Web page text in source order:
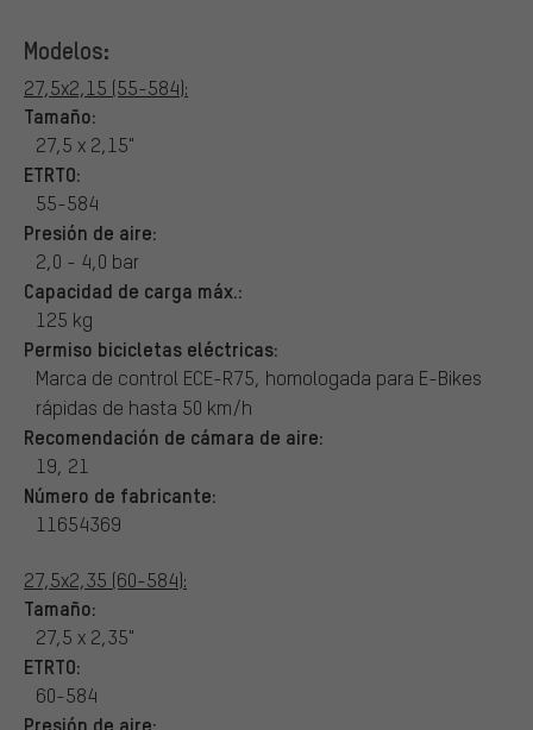
Modelos:
27,5x2,15 (55-584):
Tamaño:
27,5 x 2,15"
ETRTO:
55-584
Presión de aire:
2,0 - 4,0 bar
Capacidad de carga máx.:
125 kg
Permiso bicicletas eléctricas:
Marca de control ECE-R75, homologada para E-Bikes
rápidas de hasta 50 km/h
Recomendación de cámara de aire:
19, 21
Número de fabricante:
11654369
27,5x2,35 (60-584):
Tamaño:
27,5 x 2,35"
ETRTO:
60-584
Presión de aire: